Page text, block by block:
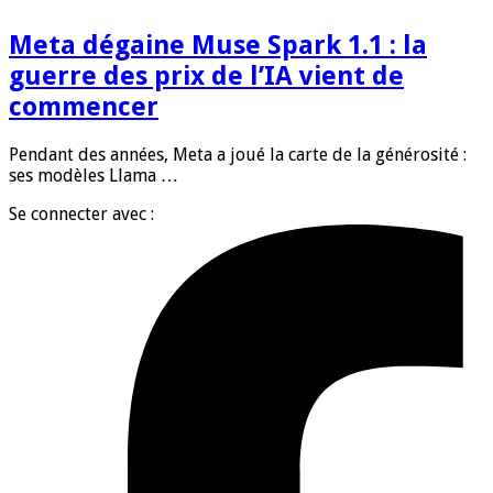
Meta dégaine Muse Spark 1.1 : la
guerre des prix de l’IA vient de
commencer
Pendant des années, Meta a joué la carte de la générosité :
ses modèles Llama …
Se connecter avec :